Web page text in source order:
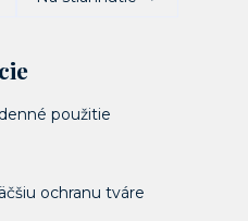
použitie
ochranu tváre